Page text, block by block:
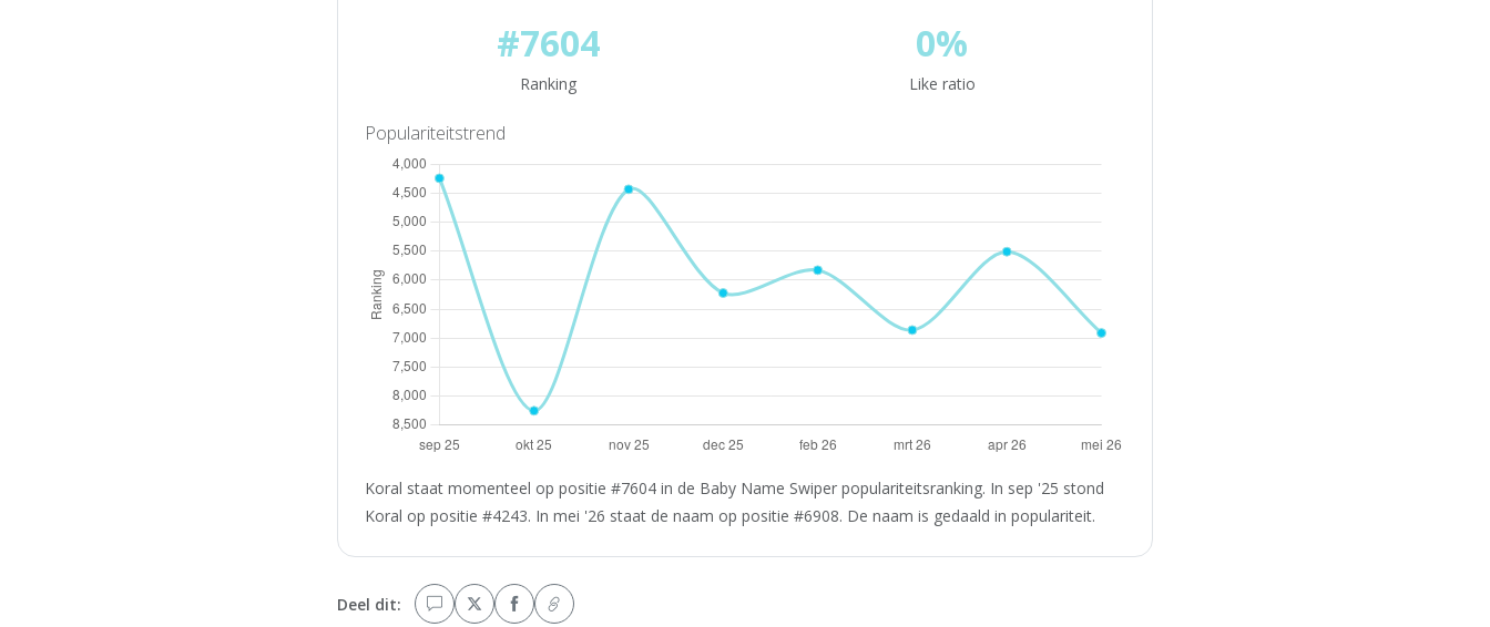
#7604
Ranking
0%
Like ratio
Populariteitstrend
Koral staat momenteel op positie #7604 in de Baby Name Swiper populariteitsranking. In sep '25 stond
Koral op positie #4243. In mei '26 staat de naam op positie #6908. De naam is gedaald in populariteit.
Deel dit: